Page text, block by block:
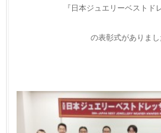
『日本ジュエリーベストド
の表彰式がありまし